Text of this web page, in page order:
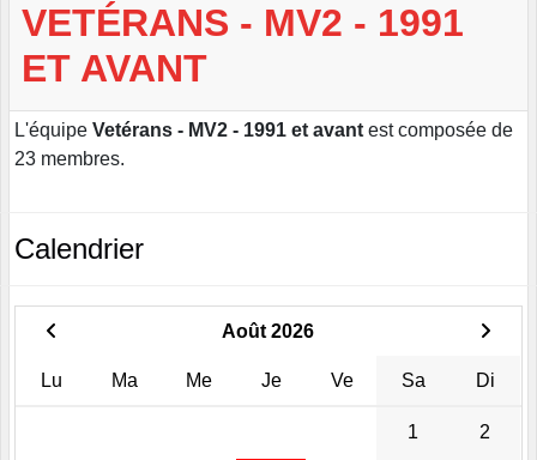
VETÉRANS - MV2 - 1991
ET AVANT
L'équipe Vetérans - MV2 - 1991 et avant est composée de
23 membres.
Calendrier
Août 2026
Lu Ma Me Je Ve Sa Di
1 2